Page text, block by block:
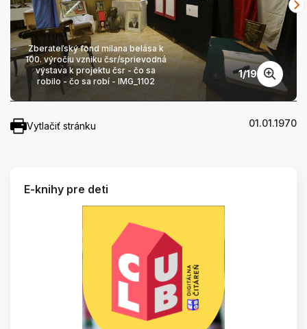
Zberateľský fond milana belása k
100. výročiu vzniku čsr/sprievodná
výstava k projektu čsr - čo sa
robilo - čo sa robí - IMG_1102
1/19
Vytlačiť stránku 01.01.1970
E-knihy pre deti